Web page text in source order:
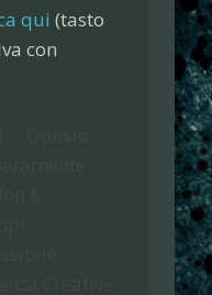
qui (tasto
con